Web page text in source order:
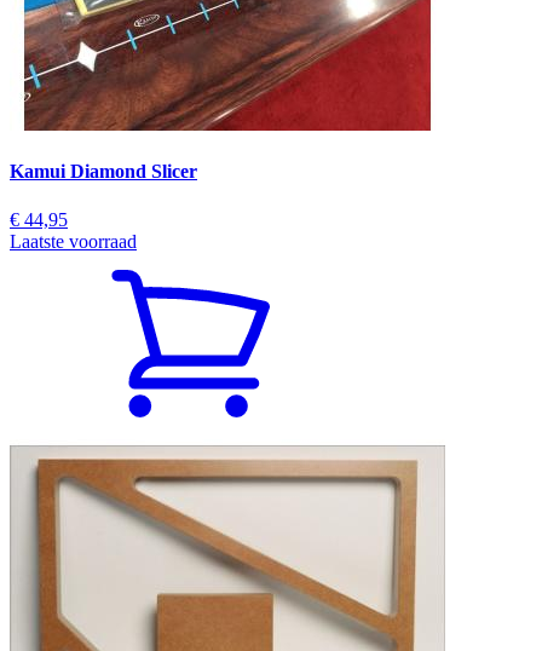
Kamui Diamond Slicer
€ 44,95
Laatste voorraad